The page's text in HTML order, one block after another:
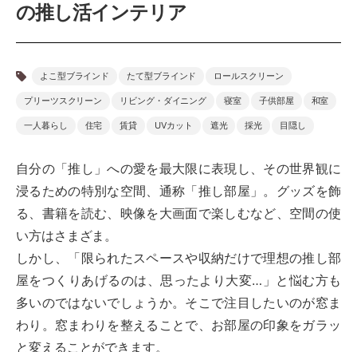
の推し活インテリア
よこ型ブラインド たて型ブラインド ロールスクリーン
プリーツスクリーン リビング・ダイニング 寝室 子供部屋 和室
一人暮らし 住宅 賃貸 UVカット 遮光 採光 目隠し
自分の「推し」への愛を最大限に表現し、その世界観に
浸るための特別な空間、通称「推し部屋」。グッズを飾
る、書籍を読む、映像を大画面で楽しむなど、空間の使
い方はさまざま。
しかし、「限られたスペースや収納だけで理想の推し部
屋をつくりあげるのは、思ったより大変…」と悩む方も
多いのではないでしょうか。そこで注目したいのが窓ま
わり。窓まわりを整えることで、お部屋の印象をガラッ
と変えることができます。